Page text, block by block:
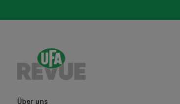
Über uns